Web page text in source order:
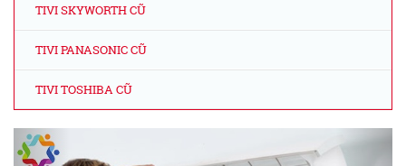
TIVI SKYWORTH CŨ
TIVI PANASONIC CŨ
TIVI TOSHIBA CŨ
Previous Next